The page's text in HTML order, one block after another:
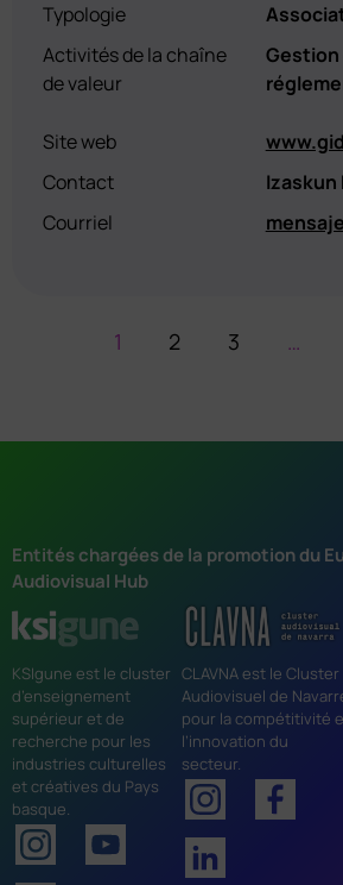
Typologie
Activités de la chaîne
de valeur
Site web
Contact
Izaskun
Courriel
1 2 3 …
Entités chargées de la promotion du
Audiovisual Hub
KSIgune est le cluster
d’enseignement
supérieur et de
recherche pour les
industries culturelles
et créatives du Pays
basque.
CLAVNA est le Cluster
Audiovisuel de
pour la compétitivité
l’innovation du
secteur.